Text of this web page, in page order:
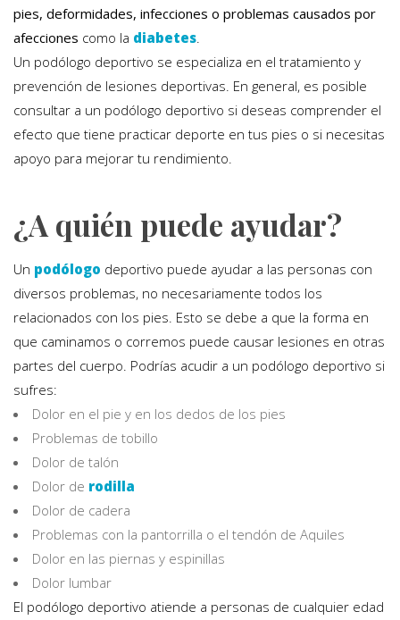
pies, deformidades, infecciones o problemas causados por
afecciones como la diabetes.
Un podólogo deportivo se especializa en el tratamiento y
prevención de lesiones deportivas. En general, es posible
consultar a un podólogo deportivo si deseas comprender el
efecto que tiene practicar deporte en tus pies o si necesitas
apoyo para mejorar tu rendimiento.
¿A quién puede ayudar?
Un podólogo deportivo puede ayudar a las personas con
diversos problemas, no necesariamente todos los
relacionados con los pies. Esto se debe a que la forma en
que caminamos o corremos puede causar lesiones en otras
partes del cuerpo. Podrías acudir a un podólogo deportivo si
sufres:
Dolor en el pie y en los dedos de los pies
Problemas de tobillo
Dolor de talón
Dolor de rodilla
Dolor de cadera
Problemas con la pantorrilla o el tendón de Aquiles
Dolor en las piernas y espinillas
Dolor lumbar
El podólogo deportivo atiende a personas de cualquier edad